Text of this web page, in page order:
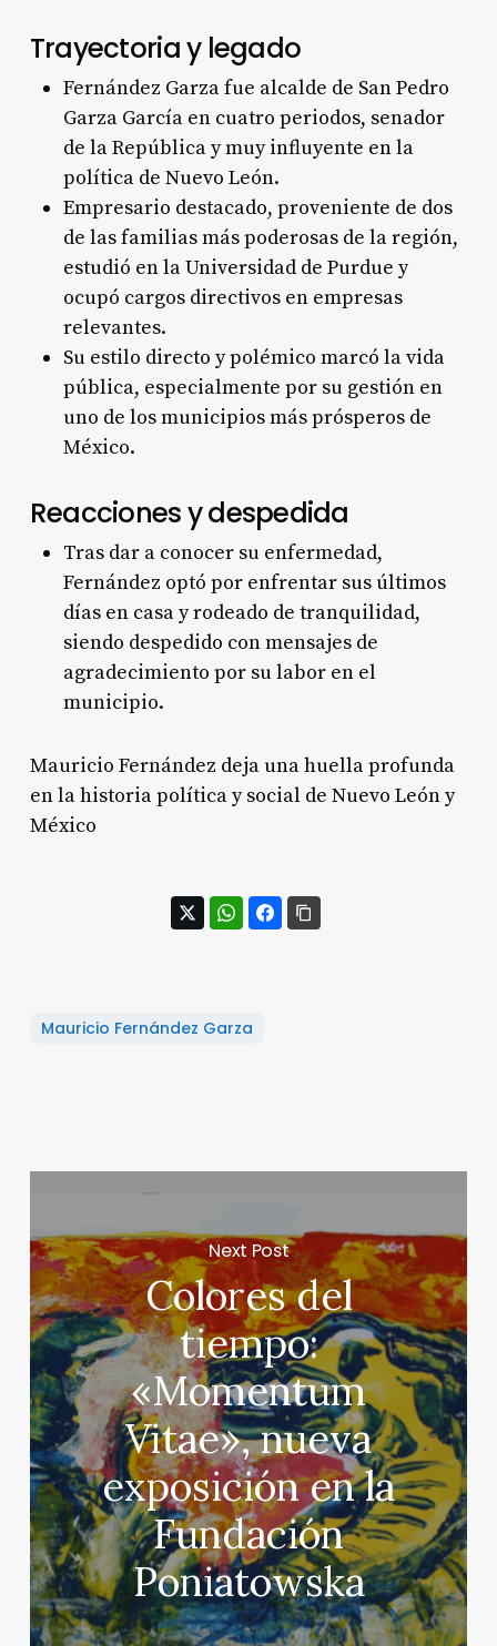
Trayectoria y legado
Fernández Garza fue alcalde de San Pedro
Garza García en cuatro periodos, senador
de la República y muy influyente en la
política de Nuevo León.
Empresario destacado, proveniente de dos
de las familias más poderosas de la región,
estudió en la Universidad de Purdue y
ocupó cargos directivos en empresas
relevantes.
Su estilo directo y polémico marcó la vida
pública, especialmente por su gestión en
uno de los municipios más prósperos de
México.
Reacciones y despedida
Tras dar a conocer su enfermedad,
Fernández optó por enfrentar sus últimos
días en casa y rodeado de tranquilidad,
siendo despedido con mensajes de
agradecimiento por su labor en el
municipio.
Mauricio Fernández deja una huella profunda
en la historia política y social de Nuevo León y
México
Mauricio Fernández Garza
Next Post
Colores del
tiempo:
«Momentum
Vitae», nueva
exposición en la
Fundación
Poniatowska